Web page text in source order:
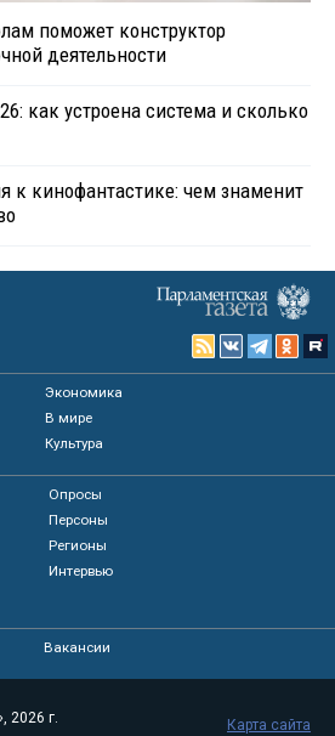
поможет конструктор
деятельности
как устроена система и сколько
к кинофантастике: чем знаменит
Экономика
В мире
Культура
Опросы
Персоны
Регионы
Интервью
Вакансии
2026 г.
Карта сайта